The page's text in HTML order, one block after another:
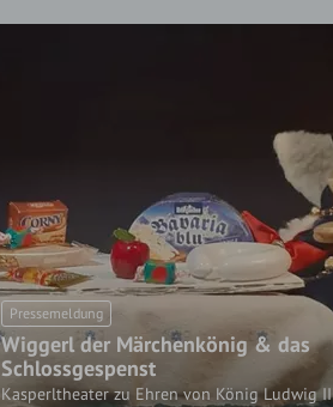
Pressemeldung
Wiggerl der Märchenkönig & das
Schlossgespenst
Kasperltheater zu Ehren von König Ludwig II